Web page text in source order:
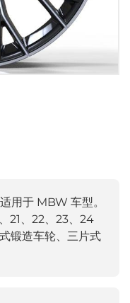
用于 MBW 车型。
21、22、23、24
锻造车轮、三片式